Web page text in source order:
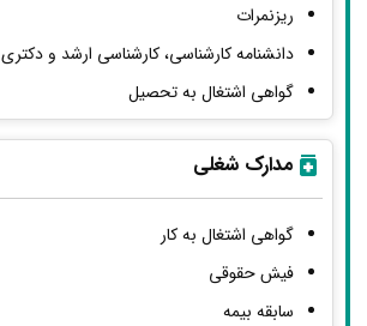
ریزنمرات
دانشنامه کارشناسی، کارشناسی ارشد و دکتری
گواهی اشتغال به تحصیل
مدارک شغلی
گواهی اشتغال به کار
فیش حقوقی
سابقه بیمه